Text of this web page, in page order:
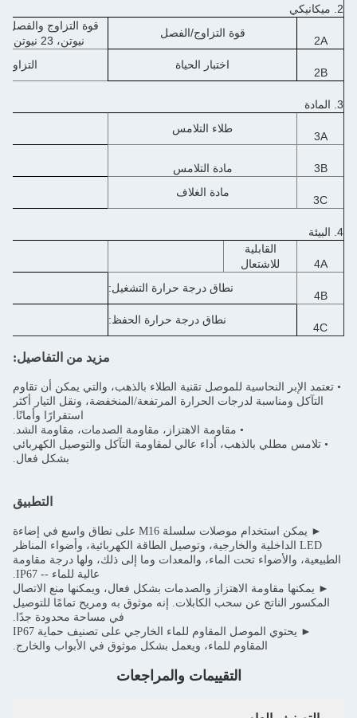
2. ميكانيكي
2A
قوة التزاوج/الفصل
نيوتن، 23 نيوتن، 25 نيوتن، 26 نيوتن، 23 نيوتن
2B
اختبار الحياة التزاوج
3. المادة
3A
طلاء التلامس
3B مادة التلامس
3C
مادة الغلاف
4. البيئة
4A
القابلية
للاشتعال
4B
نطاق درجة حرارة التشغيل:
4C
نطاق درجة حرارة الحفظ:
مزيد من التفاصيل:
• تعتمد الإبر النحاسية للموصل تقنية الطلاء بالذهب، والتي يمكن أن تقاوم
التآكل ومناسبة لدرجات الحرارة المرتفعة/المنخفضة، ونقل التيار أكثر
استقرارًا وأمانًا.
• مقاومة الاهتزاز، مقاومة الصدمات، مقاومة الشد.
• تلامس مطلي بالذهب، أداء عالي لمقاومة التآكل والتوصيل الكهربائي
بشكل فعال.
التطبيق
► يمكن استخدام موصلات سلسلة M16 على نطاق واسع في إضاءة
LED الداخلية والخارجية، وتوصيل الطاقة الكهربائية، وأضواء المناظر
الطبيعية، والأضواء تحت الماء، والمعدات وما إلى ذلك، ولها درجة مقاومة
عالية للماء -- IP67.
► يمكنها مقاومة الاهتزاز والصدمات بشكل فعال، ويمكنها منع الاتصال
المكسور الناتج عن سحب الكابلات. إنه موثوق به ومريح تمامًا للتوصيل
في مساحة محدودة جدًا.
► يحتوي الموصل المقاوم للماء الخارجي على تصنيف حماية IP67
المقاوم للماء، ويعمل بشكل موثوق في الأبواب والخارج.
التقييمات والمراجعات